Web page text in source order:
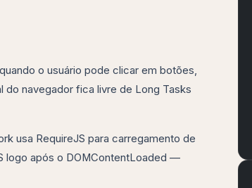
o usuário pode clicar em botões,
do navegador fica livre de Long Tasks
usa RequireJS para carregamento de
logo após o DOMContentLoaded —